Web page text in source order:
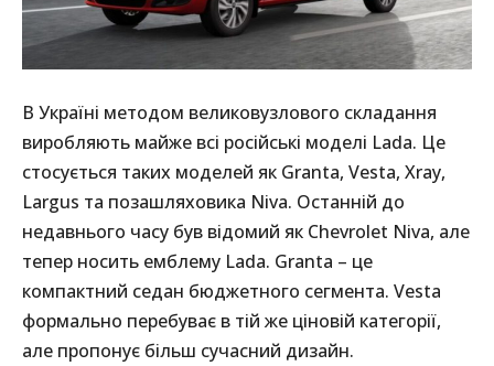
В Україні методом великовузлового складання
виробляють майже всі російські моделі Lada. Це
стосується таких моделей як Granta, Vesta, Xray,
Largus та позашляховика Niva. Останній до
недавнього часу був відомий як Chevrolet Niva, але
тепер носить емблему Lada. Granta – це
компактний седан бюджетного сегмента. Vesta
формально перебуває в тій же ціновій категорії,
але пропонує більш сучасний дизайн.